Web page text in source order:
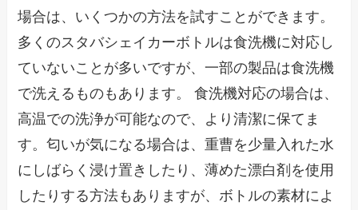
場合は、いくつかの方法を試すことができます。
多くのスタバシェイカーボトルは食洗機に対応し
ていないことが多いですが、一部の製品は食洗機
で洗えるものもあります。 食洗機対応の場合は、
高温での洗浄が可能なので、より清潔に保てま
す。匂いが気になる場合は、重曹を少量入れた水
にしばらく浸け置きしたり、薄めた漂白剤を使用
したりする方法もありますが、ボトルの素材によ